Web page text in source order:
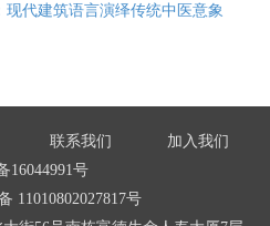
代建筑语言演绎传统中医意象
联系我们
加入我们
16044991号
11010802027817号